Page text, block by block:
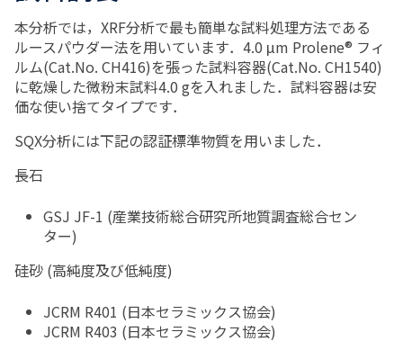
本分析では，XRF分析で最も簡単な試料処理方法である
ルースパウダー法を用いています．4.0 μm Prolene® フィ
ルム(Cat.No. CH416)を張った試料容器(Cat.No. CH1540)
に乾燥した微粉末試料4.0 gを入れました．試料容器は安
価な使い捨てタイプです．
SQX分析には下記の認証標準物質を用いました．
長石
GSJ JF-1 (産業技術総合研究所地質調査総合セン
ター)
硅砂 (高純度及び低純度)
JCRM R401 (日本セラミックス協会)
JCRM R403 (日本セラミックス協会)